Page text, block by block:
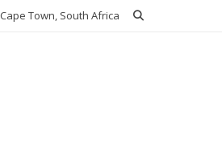
Cape Town, South Africa